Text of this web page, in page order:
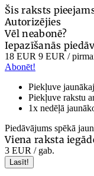
Šis raksts
Autorizējies
Vēl neabonē?
Iepazīšanās
18 EUR 9 EUR /
Abonēt!
Piekļuve
Piekļuve rakstu
1x nedēļā
Piedāvājums spēkā
Viena raksta
3 EUR / gab.
Lasīt!